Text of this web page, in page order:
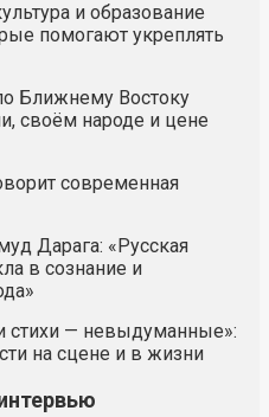
и образование
помогают укреплять
Ближнему Востоку
своём народе и цене
современная
Дарага: «Русская
в сознание и
стихи — невыдуманные»:
на сцене и в жизни